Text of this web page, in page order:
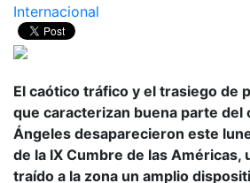
Internacional
El caótico tráfico y el trasiego de
que caracterizan buena parte del
Ángeles desaparecieron este
de la IX Cumbre de las Américas,
traído a la zona un amplio